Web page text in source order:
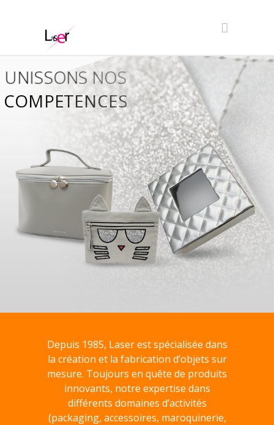
COMPETENCES
UNISSONS NOS
Depuis 1985, Laser est spécialisée dans
la création et la fabrication d’objets sur
mesure. Toujours en quête de produits
innovants, notre expertise dans
différents domaines d’activités
(packaging, accessoires, maroquinerie,